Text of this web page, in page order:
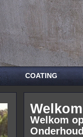
COATING
Welkom